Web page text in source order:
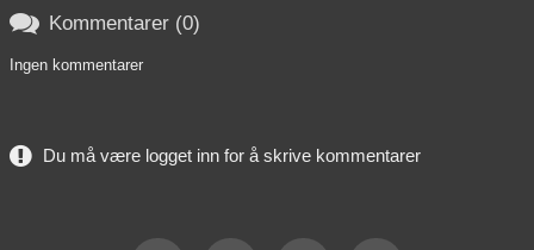
 Kommentarer (0)
Ingen kommentarer
Du må være logget inn for å skrive kommentarer